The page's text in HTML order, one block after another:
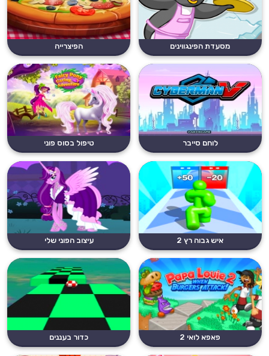
מסעדת הפינגווינים הפיצרייה
לוחם סייבר טיפול בסוס פוני
איש גבוה רץ 2 עיצוב הפוני שלי
פאפא לואי 2 כדור בעננים